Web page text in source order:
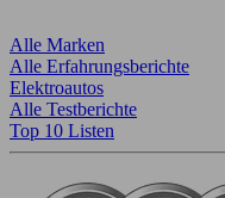
Alle Marken
Alle Erfahrungsberichte
Elektroautos
Alle Testberichte
Top 10 Listen